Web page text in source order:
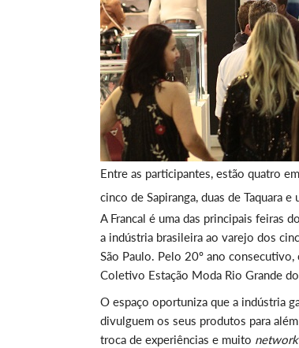
Entre as participantes, estão quatro
cinco de Sapiranga, duas de Taquara e
A Francal é uma das principais feiras
a indústria brasileira ao varejo dos
São Paulo. Pelo 20º ano consecutivo,
Coletivo Estação Moda Rio Grande
O espaço oportuniza que a indústria
divulguem os seus produtos para
troca de experiências e muito